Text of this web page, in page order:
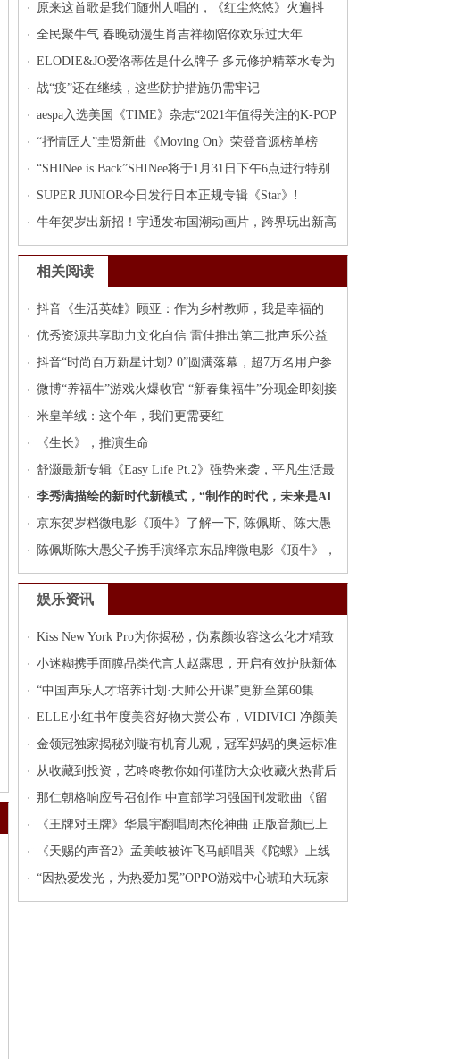
次登顶
原来这首歌是我们随州人唱的，《红尘悠悠》火遍抖
音！
全民聚牛气 春晚动漫生肖吉祥物陪你欢乐过大年
ELODIE&JO爱洛蒂佐是什么牌子 多元修护精萃水专为
干敏易痘肌而生
战“疫”还在继续，这些防护措施仍需牢记
aespa入选美国《TIME》杂志“2021年值得关注的K-POP
新秀”！
“抒情匠人”圭贤新曲《Moving On》荣登音源榜单榜
首！
“SHINee is Back”SHINee将于1月31日下午6点进行特别
直播!
SUPER JUNIOR今日发行日本正规专辑《Star》!
牛年贺岁出新招！宇通发布国潮动画片，跨界玩出新高
度
相关阅读
抖音《生活英雄》顾亚：作为乡村教师，我是幸福的
优秀资源共享助力文化自信 雷佳推出第二批声乐公益
课程
抖音“时尚百万新星计划2.0”圆满落幕，超7万名用户参
与创作
微博“养福牛”游戏火爆收官 “新春集福牛”分现金即刻接
棒
米皇羊绒：这个年，我们更需要红
《生长》，推演生命
舒灏最新专辑《Easy Life Pt.2》强势来袭，平凡生活最
Real的说唱
李秀满描绘的新时代新模式，“制作的时代，未来是AI
和Celebrity的世界”
京东贺岁档微电影《顶牛》了解一下, 陈佩斯、陈大愚
父子上演“父相伤害”
陈佩斯陈大愚父子携手演绎京东品牌微电影《顶牛》，
明日重磅首映
娱乐资讯
Kiss New York Pro为你揭秘，伪素颜妆容这么化才精致
小迷糊携手面膜品类代言人赵露思，开启有效护肤新体
验
“中国声乐人才培养计划·大师公开课”更新至第60集
ELLE小红书年度美容好物大赏公布，VIDIVICI 净颜美
肌洁面乳上榜
金领冠独家揭秘刘璇有机育儿观，冠军妈妈的奥运标准
受好评
从收藏到投资，艺咚咚教你如何谨防大众收藏火热背后
的陷阱
那仁朝格响应号召创作 中宣部学习强国刊发歌曲《留
在上海过大年》
《王牌对王牌》华晨宇翻唱周杰伦神曲 正版音频已上
线酷狗
《天赐的声音2》孟美岐被许飞马頔唱哭《陀螺》上线
酷狗
“因热爱发光，为热爱加冕”OPPO游戏中心琥珀大玩家
年终盛典暨颁奖典礼圆满举办